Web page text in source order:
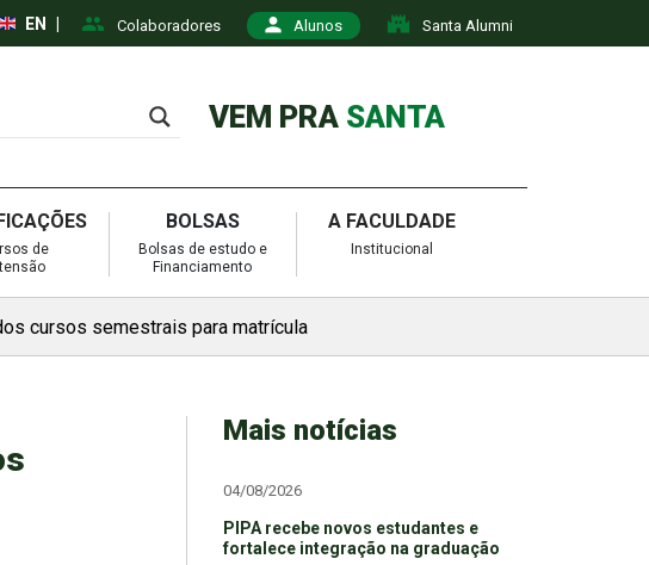
Colaboradores Alunos Santa Alumni
EN
VEM PRA SANTA
de
BOLSAS
Bolsas de estudo e
Financiamento
A FACULDADE
Institucional
cursos semestrais para matrícula
Mais notícias
04/08/2026
PIPA recebe novos estudantes e
fortalece integração na graduação